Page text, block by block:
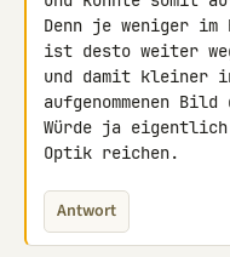
Denn je weniger im
ist desto weiter
und damit kleiner
aufgenommenen Bild
Würde ja eigentlich
Optik reichen.
Antwort